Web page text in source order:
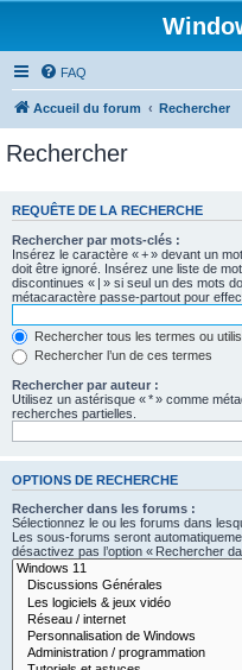
FAQ
Accueil du forum Rechercher
Rechercher
REQUÊTE DE LA RECHERCHE
Rechercher par mots-clés :
Insérez le caractère « + » devant un
doit être ignoré. Insérez une liste de
discontinues « | » si seul un des mots
métacaractère passe-partout pour
Rechercher tous les termes ou
Rechercher l’un de ces termes
Rechercher par auteur :
Utilisez un astérisque « * » comme
recherches partielles.
OPTIONS DE RECHERCHE
Rechercher dans les forums :
Sélectionnez le ou les forums dans
Les sous-forums seront
désactivez pas l’option « Rechercher